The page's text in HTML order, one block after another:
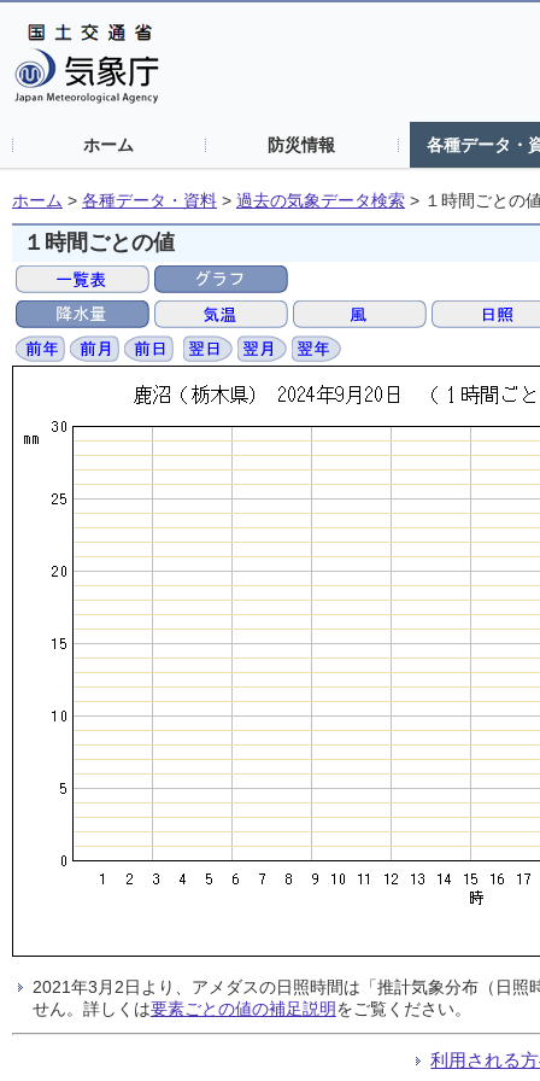
ホーム 防災情報 各種データ・
ホーム > 各種データ・資料 > 過去の気象データ検索 > １時間ごとの
１時間ごとの値
2021年3月2日より、アメダスの日照時間は「推計気象分布（日
せん。詳しくは要素ごとの値の補足説明をご覧ください。
利用される